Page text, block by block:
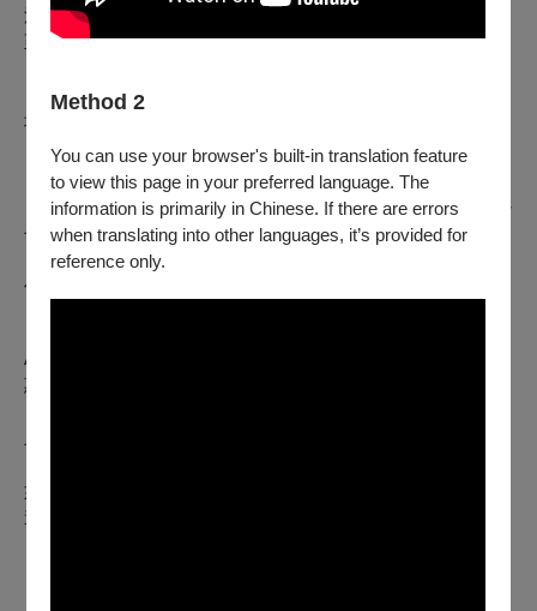
Method 2
You can use your browser's built-in translation feature
to view this page in your preferred language. The
information is primarily in Chinese. If there are errors
when translating into other languages, it’s provided for
reference only.
清》＋《戲曲拼盤—絕愛・無雙》+《偶戲廟口
至少各1張，不限場次，享5折優惠，售完止。
《戲曲拼盤—絕愛・無 雙》或《偶戲廟口
場次，享65折優惠，售完為止。
◆「戀戲家」早鳥：7折，「追戲迷」早鳥：8折
◆「戀戲家」電子生日禮券：5折
◆「追戲迷」、「戀戲家」早鳥敬老票：5折，限年滿65歲以
上長者本人使用，入場時請出示有效證件。
◆「追戲迷」、「戀戲家」早鳥愛心票：5折，限身障者本人
APP使用100點（含）以上文化幣折抵票價，即可享有以下優
惠：
如無法出示相符證件之觀眾，節目當天現場不開放入場、亦不
進行退／換票。